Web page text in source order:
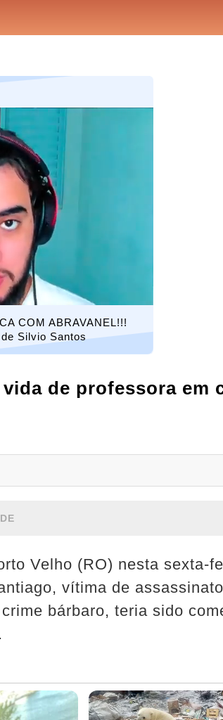
COM ABRAVANEL!!!
Silvio Santos
de professora em
Velho (RO) nesta sexta-
vítima de
bárbaro, teria sido